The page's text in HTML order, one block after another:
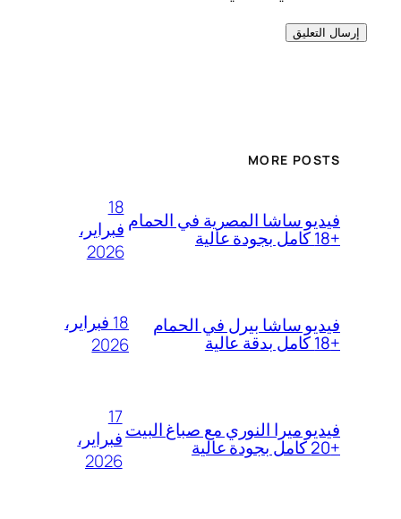
MORE POSTS
فيديو ساشا المصرية في الحمام
+18 كامل بجودة عالية
18
فبراير،
2026
فيديو ساشا بيرل في الحمام
+18 كامل بدقة عالية
18 فبراير،
2026
فيديو ميرا النوري مع صباغ البيت
+20 كامل بجودة عالية
17
فبراير،
2026